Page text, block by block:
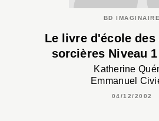
BD IMAGINAIRE
Le livre d'école des
sorcières Niveau
Katherine
Emmanuel
04/12/2002